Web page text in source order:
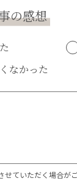
の感想
なかった
ていただく場合がご